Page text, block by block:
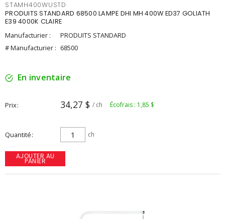
STAMH400WUSTD
PRODUITS STANDARD 68500 LAMPE DHI MH 400W ED37 GOLIATH
E39 4000K CLAIRE
Manufacturier :
PRODUITS STANDARD
# Manufacturier : 68500
En inventaire
Prix 34,27 $ / ch Écofrais : 1,85 $
Quantité ch
AJOUTER AU
PANIER